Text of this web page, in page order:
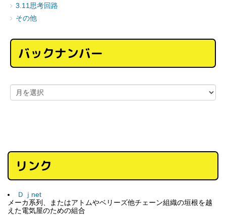
3.11思考回路
その他
バックナンバー
リンク
Ｄｊnet
メーカ系列、またはアトムやベリーズ他チェーン組織の垣根を越
えた電気屋のための組合